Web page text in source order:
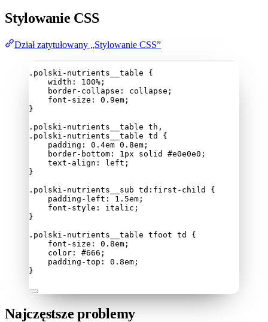
Stylowanie CSS
Dział zatytułowany „Stylowanie CSS”
.polski-nutrients__table {
width : 100% ;
border-collapse : collapse ;
font-size : 0.9em ;
}
.polski-nutrients__table th ,
.polski-nutrients__table td
{
padding : 0.4em 0.8em ;
border-bottom : 1px solid #e0e0e0 ;
text-align : left ;
}
.polski-nutrients__sub td :first-child
{
padding-left : 1.5em ;
font-style : italic ;
}
.polski-nutrients__table tfoot td
{
font-size : 0.8em ;
color : #666 ;
padding-top : 0.8em ;
}
Najczęstsze problemy